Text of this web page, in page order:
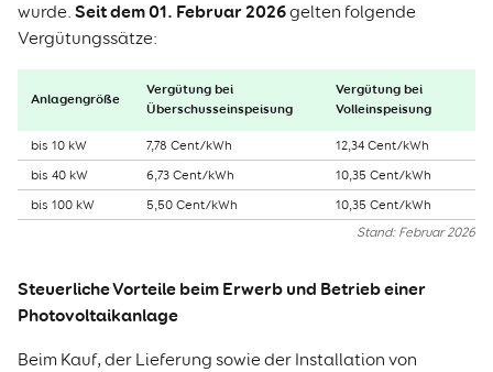
wurde. Seit dem 01. Februar 2026gelten folgende
Vergütungssätze:
Anlagengröße
Vergütung bei
Überschusseinspeisung
Vergütung bei
Volleinspeisung
bis 10 kW 7,78 Cent/kWh
12,34 Cent/kWh
bis 40 kW
6,73 Cent/kWh
10,35 Cent/kWh
bis 100 kW
5,50 Cent/kWh
10,35 Cent/kWh
Stand: Februar 2026
Steuerliche Vorteile beim Erwerb und Betrieb einer
Photovoltaikanlage
Beim Kauf, der Lieferung sowie der Installation von